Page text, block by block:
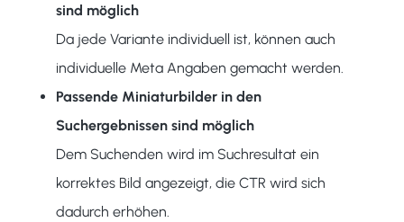
sind möglich
Da jede Variante individuell ist, können auch
individuelle Meta Angaben gemacht werden.
Passende Miniaturbilder in den
Suchergebnissen sind möglich
Dem Suchenden wird im Suchresultat ein
korrektes Bild angezeigt, die CTR wird sich
dadurch erhöhen.